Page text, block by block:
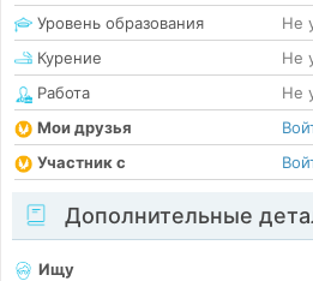
Уровень образования
Не
Курение
Не
Работа
Не
Мои друзья
Участник с
Дополнительные
Ищу